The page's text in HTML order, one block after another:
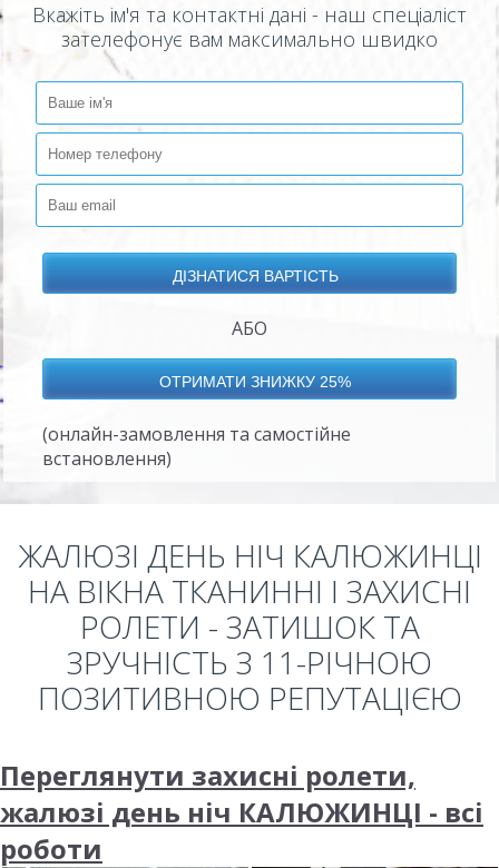
Вкажіть ім'я та контактні дані - наш спеціаліст
зателефонує вам максимально швидко
АБО
(онлайн-замовлення та самостійне
встановлення)
ЖАЛЮЗІ ДЕНЬ НІЧ КАЛЮЖИНЦІ
НА ВІКНА ТКАНИННІ І ЗАХИСНІ
РОЛЕТИ - ЗАТИШОК ТА
ЗРУЧНІСТЬ З 11-РІЧНОЮ
ПОЗИТИВНОЮ РЕПУТАЦІЄЮ
Переглянути захисні ролети,
жалюзі день ніч КАЛЮЖИНЦІ - всі
роботи